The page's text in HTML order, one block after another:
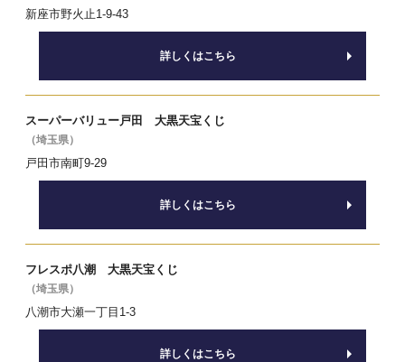
新座市野火止1-9-43
詳しくはこちら
スーパーバリュー戸田 大黒天宝くじ
（埼玉県）
戸田市南町9-29
詳しくはこちら
フレスポ八潮 大黒天宝くじ
（埼玉県）
八潮市大瀬一丁目1-3
詳しくはこちら